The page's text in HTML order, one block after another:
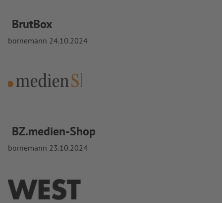
BrutBox
bornemann 24.10.2024
BZ.medien-Shop
bornemann 23.10.2024